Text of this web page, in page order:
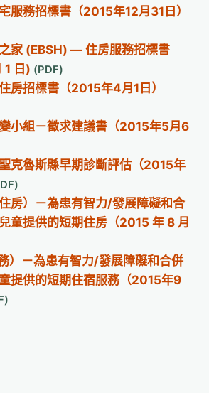
服務招標書（2015年12月31日）
家 (EBSH) — 住房服務招標書
1 日)
房招標書（2015年4月1日）
小組－徵求建議書（2015年5月6
克魯斯縣早期診斷評估（2015年
房）－為患有智力/發展障礙和合
童提供的短期住房（2015 年 8 月
）－為患有智力/發展障礙和合併
提供的短期住宿服務（2015年9